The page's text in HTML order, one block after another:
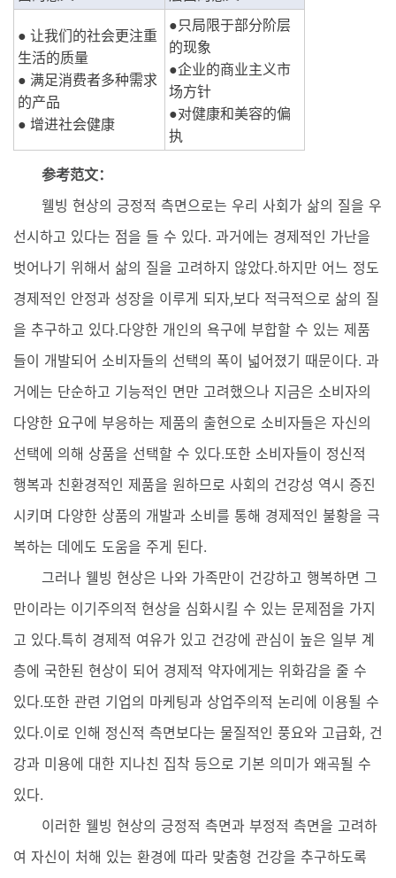
● 让我们的社会更注重
生活的质量
● 满足消费者多种需求
的产品
● 增进社会健康
●只局限于部分阶层
的现象
●企业的商业主义市
场方针
●对健康和美容的偏
执
参考范文：
웰빙 현상의 긍정적 측면으로는 우리 사회가 삶의 질을 우
선시하고 있다는 점을 들 수 있다. 과거에는 경제적인 가난을
벗어나기 위해서 삶의 질을 고려하지 않았다.하지만 어느 정도
경제적인 안정과 성장을 이루게 되자,보다 적극적으로 삶의 질
을 추구하고 있다.다양한 개인의 욕구에 부합할 수 있는 제품
들이 개발되어 소비자들의 선택의 폭이 넓어졌기 때문이다. 과
거에는 단순하고 기능적인 면만 고려했으나 지금은 소비자의
다양한 요구에 부응하는 제품의 출현으로 소비자들은 자신의
선택에 의해 상품을 선택할 수 있다.또한 소비자들이 정신적
행복과 친환경적인 제품을 원하므로 사회의 건강성 역시 증진
시키며 다양한 상품의 개발과 소비를 통해 경제적인 불황을 극
복하는 데에도 도움을 주게 된다.
그러나 웰빙 현상은 나와 가족만이 건강하고 행복하면 그
만이라는 이기주의적 현상을 심화시킬 수 있는 문제점을 가지
고 있다.특히 경제적 여유가 있고 건강에 관심이 높은 일부 계
층에 국한된 현상이 되어 경제적 약자에게는 위화감을 줄 수
있다.또한 관련 기업의 마케팅과 상업주의적 논리에 이용될 수
있다.이로 인해 정신적 측면보다는 물질적인 풍요와 고급화, 건
강과 미용에 대한 지나친 집착 등으로 기본 의미가 왜곡될 수
있다.
이러한 웰빙 현상의 긍정적 측면과 부정적 측면을 고려하
여 자신이 처해 있는 환경에 따라 맞춤형 건강을 추구하도록